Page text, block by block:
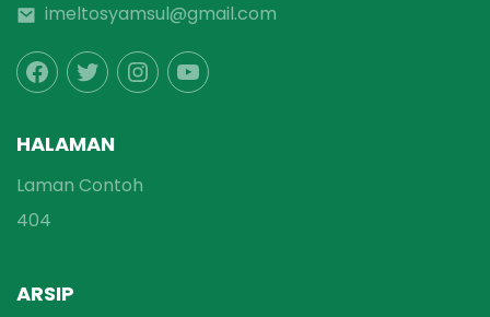
imeltosyamsul@gmail.com
HALAMAN
Laman Contoh
404
ARSIP